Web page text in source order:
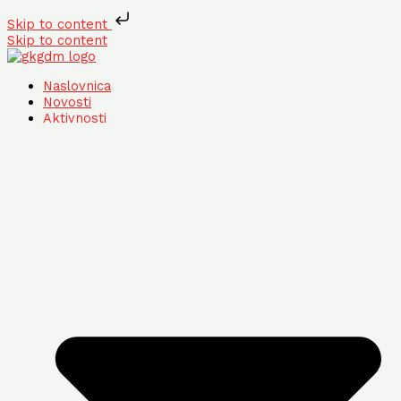
Skip to content
Skip to content
Naslovnica
Novosti
Aktivnosti